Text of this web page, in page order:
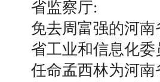
省监察厅:
免去周富强的河南
省工业和信息化委
任命孟西林为河南